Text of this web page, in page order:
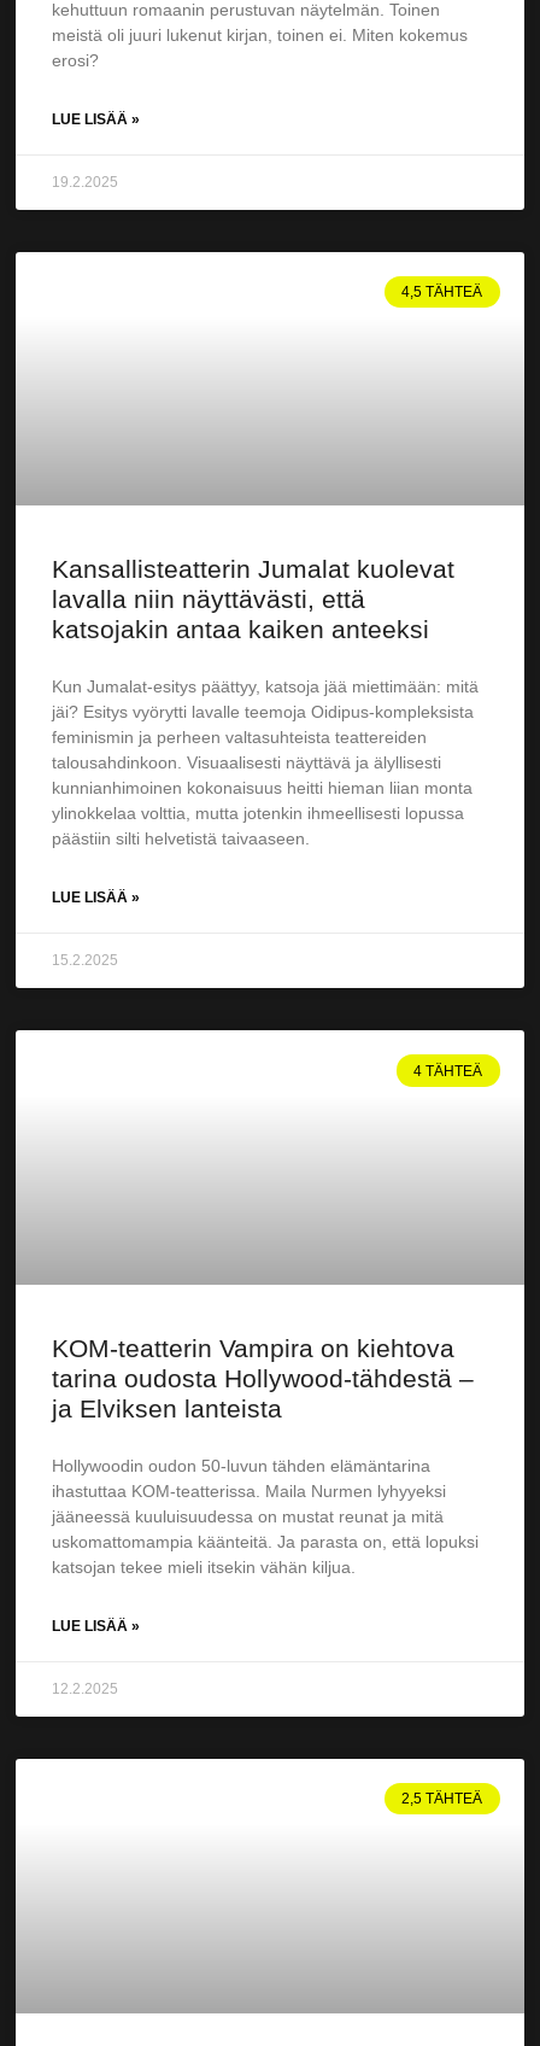
kehuttuun romaanin perustuvan näytelmän. Toinen
meistä oli juuri lukenut kirjan, toinen ei. Miten kokemus
erosi?
LUE LISÄÄ »
19.2.2025
4,5 TÄHTEÄ
Kansallisteatterin Jumalat kuolevat
lavalla niin näyttävästi, että
katsojakin antaa kaiken anteeksi
Kun Jumalat-esitys päättyy, katsoja jää miettimään: mitä
jäi? Esitys vyörytti lavalle teemoja Oidipus-kompleksista
feminismin ja perheen valtasuhteista teattereiden
talousahdinkoon. Visuaalisesti näyttävä ja älyllisesti
kunnianhimoinen kokonaisuus heitti hieman liian monta
ylinokkelaa volttia, mutta jotenkin ihmeellisesti lopussa
päästiin silti helvetistä taivaaseen.
LUE LISÄÄ »
15.2.2025
4 TÄHTEÄ
KOM-teatterin Vampira on kiehtova
tarina oudosta Hollywood-tähdestä –
ja Elviksen lanteista
Hollywoodin oudon 50-luvun tähden elämäntarina
ihastuttaa KOM-teatterissa. Maila Nurmen lyhyyeksi
jääneessä kuuluisuudessa on mustat reunat ja mitä
uskomattomampia käänteitä. Ja parasta on, että lopuksi
katsojan tekee mieli itsekin vähän kiljua.
LUE LISÄÄ »
12.2.2025
2,5 TÄHTEÄ